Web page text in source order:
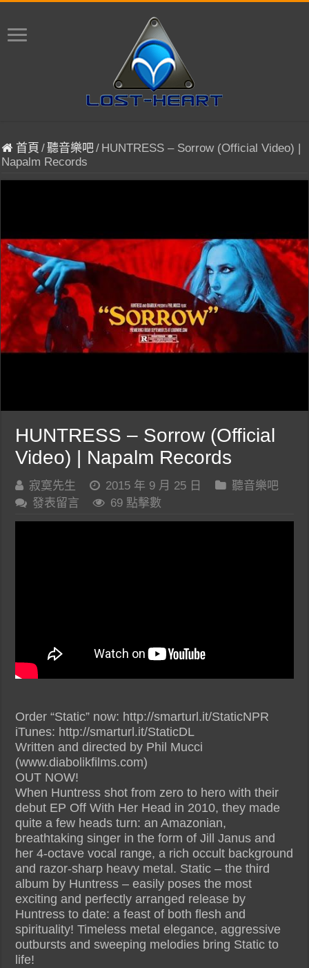
首頁 /聽音樂吧/ HUNTRESS – Sorrow (Official Video) |
Napalm Records
HUNTRESS – Sorrow (Official
Video) | Napalm Records
寂寞先生 2015 年 9 月 25 日
聽音樂吧
發表留言
69 點擊數
Order “Static” now: http://smarturl.it/StaticNPR
iTunes: http://smarturl.it/StaticDL
Written and directed by Phil Mucci
(www.diabolikfilms.com)
OUT NOW!
When Huntress shot from zero to hero with their
debut EP Off With Her Head in 2010, they made
quite a few heads turn: an Amazonian,
breathtaking singer in the form of Jill Janus and
her 4-octave vocal range, a rich occult background
and razor-sharp heavy metal. Static – the third
album by Huntress – easily poses the most
exciting and perfectly arranged release by
Huntress to date: a feast of both flesh and
spirituality! Timeless metal elegance, aggressive
outbursts and sweeping melodies bring Static to
life!